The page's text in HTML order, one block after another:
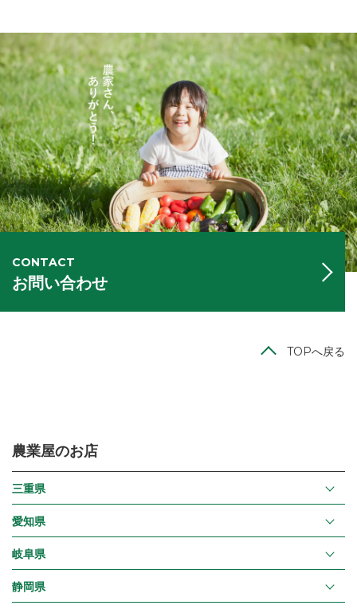
CONTACT
お問い合わせ
TOPへ戻る
農業屋のお店
三重県
愛知県
岐阜県
静岡県